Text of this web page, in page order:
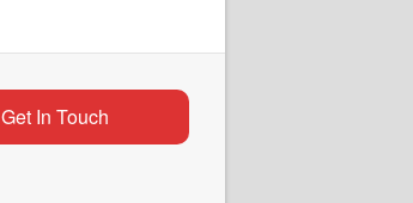
Get In Touch